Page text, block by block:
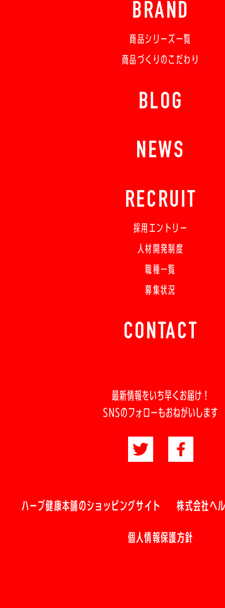
BRAND
商品シリーズ一覧
商品づくりのこだわり
BLOG
NEWS
RECRUIT
採用エントリー
人材開発制度
職種一覧
募集状況
CONTACT
最新情報をいち早くお届け！
SNSのフォローもおねがいします
ハーブ健康本舗のショッピングサイト 株式会社ヘ
個人情報保護方針